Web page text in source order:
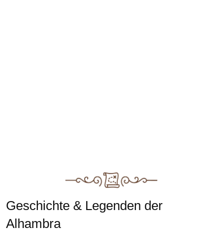
Geschichte & Legenden der
Alhambra